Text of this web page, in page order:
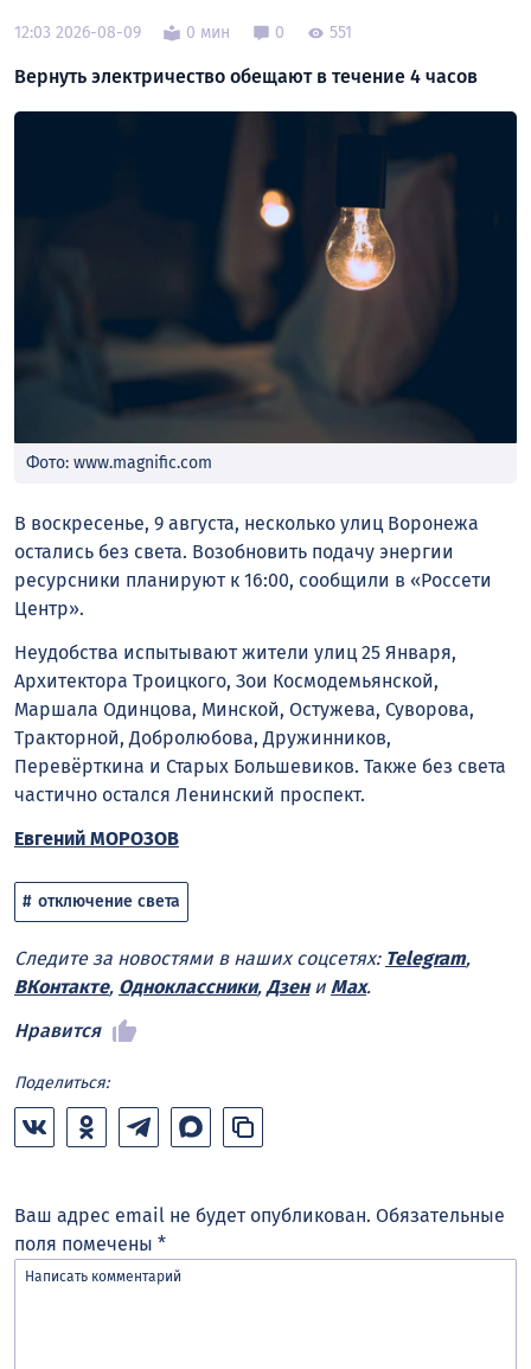
12:03 2026-08-09 0 мин 0 551
Вернуть электричество обещают в течение 4 часов
Фото: www.magnific.com
В воскресенье, 9 августа, несколько улиц Воронежа
остались без света. Возобновить подачу энергии
ресурсники планируют к 16:00, сообщили в «Россети
Центр».
Неудобства испытывают жители улиц 25 Января,
Архитектора Троицкого, Зои Космодемьянской,
Маршала Одинцова, Минской, Остужева, Суворова,
Тракторной, Добролюбова, Дружинников,
Перевёрткина и Старых Большевиков. Также без света
частично остался Ленинский проспект.
Евгений МОРОЗОВ
отключение света
Следите за новостями в наших соцсетях: Telegram,
ВКонтакте, Одноклассники, Дзени Max.
Нравится
Поделиться:
Ваш адрес email не будет опубликован. Обязательные
поля помечены *